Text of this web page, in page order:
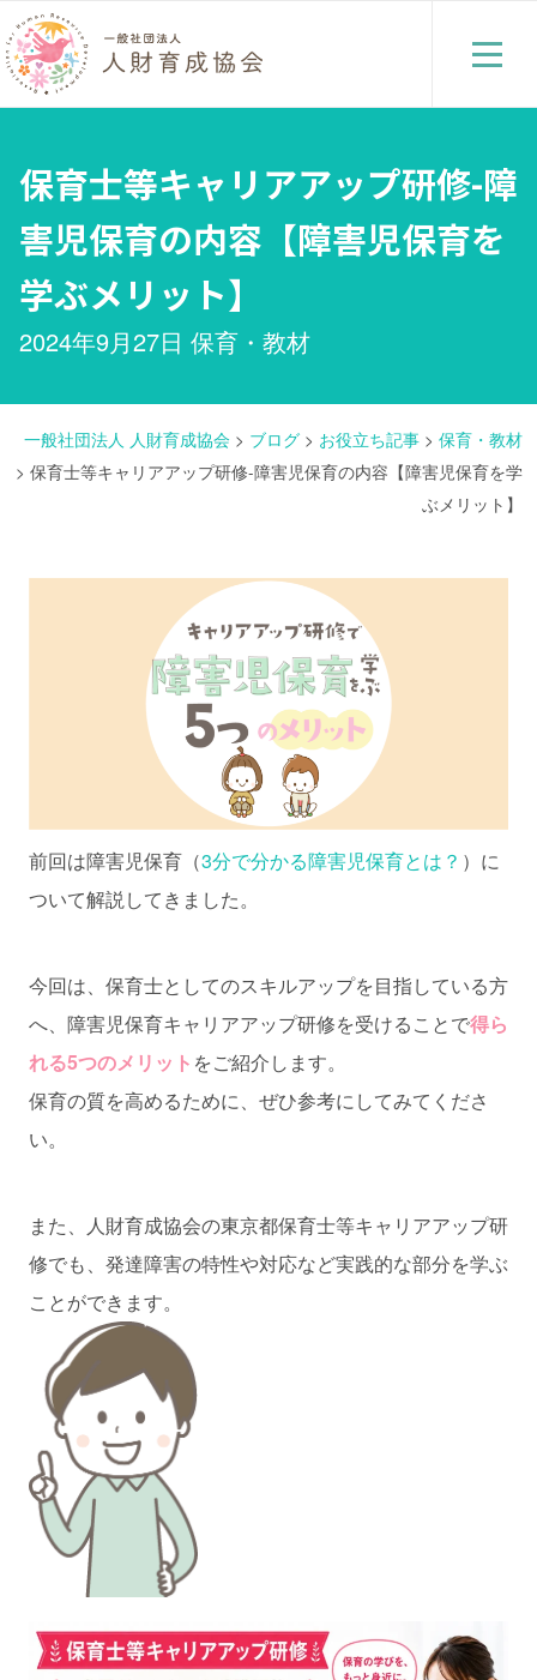
保育士等キャリアアップ研修-障
害児保育の内容【障害児保育を
学ぶメリット】
2024年9月27日 保育・教材
一般社団法人 人財育成協会 > ブログ > お役立ち記事 > 保育・教材
> 保育士等キャリアアップ研修-障害児保育の内容【障害児保育を学
ぶメリット】
前回は障害児保育（3分で分かる障害児保育とは？ ）に
ついて解説してきました。
今回は、保育士としてのスキルアップを目指している方
へ、障害児保育キャリアアップ研修を受けることで得ら
れる5つのメリット をご紹介します。
保育の質を高めるために、ぜひ参考にしてみてくださ
い。
また、人財育成協会の東京都保育士等キャリアアップ研
修でも、発達障害の特性や対応など実践的な部分を学ぶ
ことができます。